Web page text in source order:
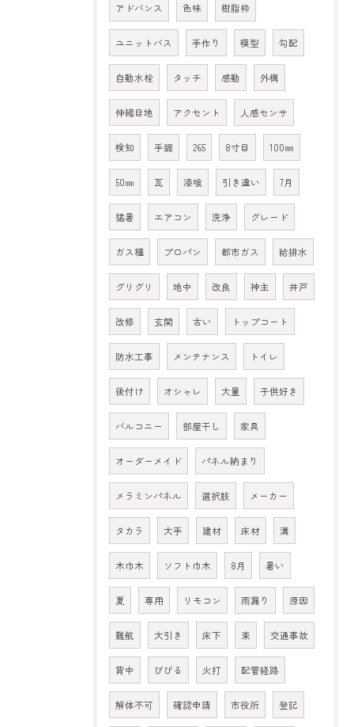
アドバンス 色味 樹脂枠
ユニットバス 手作り 模型 勾配
自動水栓 タッチ 感動 外構
伸縮目地 アクセント 人感センサ
検知 手鋸 265 8寸目 100㎜
50㎜ 瓦 漆喰 引き違い 7月
猛暑 エアコン 洗浄 グレード
ガス種 プロパン 都市ガス 給排水
グリグリ 地中 改良 神主 井戸
改修 玄関 古い トップコート
防水工事 メンテナンス トイレ
後付け オシャレ 大量 子供好き
バルコニー 部屋干し 家具
オーダーメイド パネル納まり
メラミンパネル 選択肢 メーカー
タカラ 大手 建材 床材 溝
木巾木 ソフト巾木 8月 暑い
夏 専用 リモコン 雨漏り 原因
難航 大引き 床下 束 交通事故
背中 びびる 火打 配管経路
解体不可 確認申請 市役所 登記